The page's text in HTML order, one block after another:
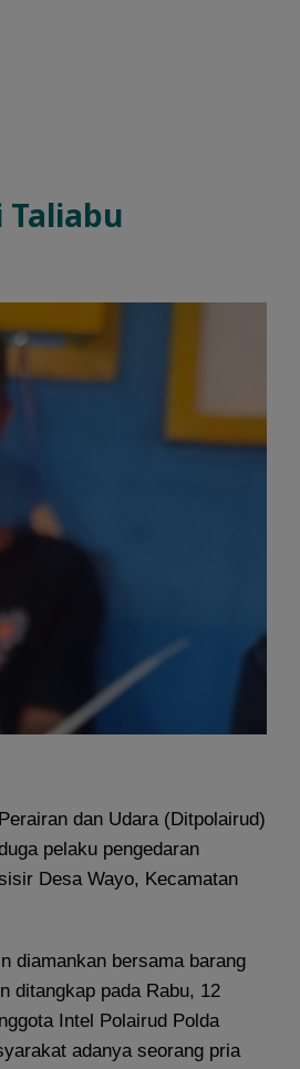
Taliabu
dan Udara (Ditpolairud)
pelaku pengedaran
Desa Wayo, Kecamatan
diamankan bersama barang
ditangkap pada Rabu, 12
Intel Polairud Polda
adanya seorang pria